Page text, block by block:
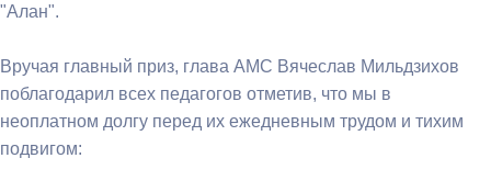
"Алан".
Вручая главный приз, глава АМС Вячеслав Мильдзихов
поблагодарил всех педагогов отметив, что мы в
неоплатном долгу перед их ежедневным трудом и тихим
подвигом: